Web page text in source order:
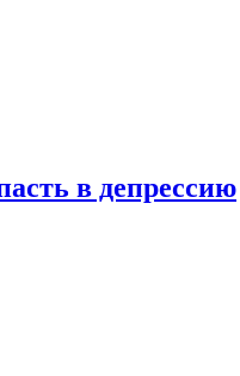
в депрессию